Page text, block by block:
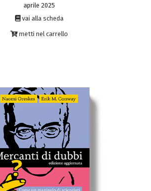
aprile 2025
vai alla scheda
metti nel carrello